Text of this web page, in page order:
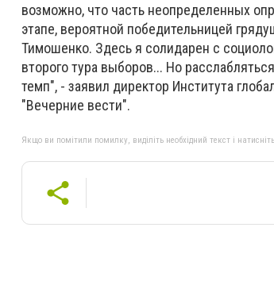
возможно, что часть неопределенных
этапе, вероятной победительницей
Тимошенко. Здесь я солидарен с
второго тура выборов... Но
темп", - заявил директор Института
"Вечерние вести".
Якщо ви помітили помилку, виділіть необхідний текст і